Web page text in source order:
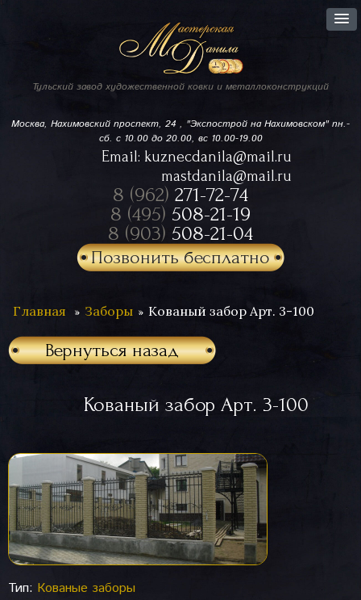
Тульский завод художественной ковки и металлоконструкций
Москва, Нахимовский проспект, 24 , "Экспострой на Нахимовском"пн.-
сб. с 10.00 до 20.00, вс 10.00-19.00
Email: kuznecdanila@mail.ru
mastdanila@mail.ru
8 (962) 271-72-74
8 (495) 508-21-19
8 (903) 508-21-04
Позвонить бесплатно
Главная Заборы Кованый забор Арт. 3-100
Вернуться назад
Кованый забор Арт. 3-100
Тип: Кованые заборы